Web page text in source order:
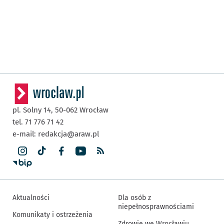
pl. Solny 14, 50-062 Wrocław
tel. 71 776 71 42
e-mail: redakcja@araw.pl
Aktualności
Komunikaty i ostrzeżenia
Dla osób z
niepełnosprawnościami